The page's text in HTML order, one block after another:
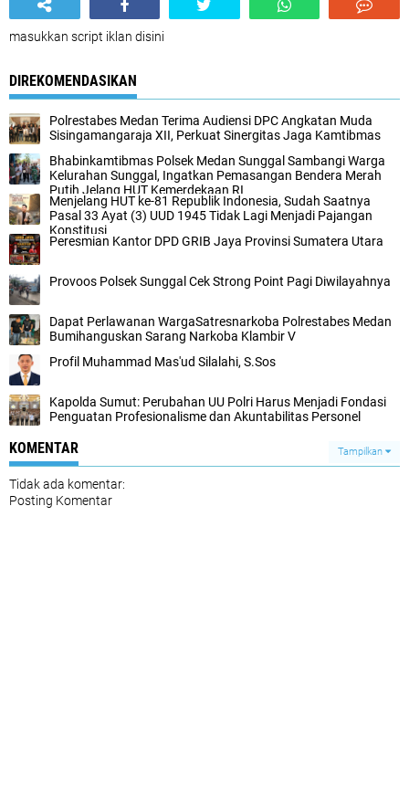
masukkan script iklan disini
DIREKOMENDASIKAN
Polrestabes Medan Terima Audiensi DPC Angkatan Muda
Sisingamangaraja XII, Perkuat Sinergitas Jaga Kamtibmas
Bhabinkamtibmas Polsek Medan Sunggal Sambangi Warga
Kelurahan Sunggal, Ingatkan Pemasangan Bendera Merah
Putih Jelang HUT Kemerdekaan RI
Menjelang HUT ke-81 Republik Indonesia, Sudah Saatnya
Pasal 33 Ayat (3) UUD 1945 Tidak Lagi Menjadi Pajangan
Konstitusi
Peresmian Kantor DPD GRIB Jaya Provinsi Sumatera Utara
Provoos Polsek Sunggal Cek Strong Point Pagi Diwilayahnya
Dapat Perlawanan WargaSatresnarkoba Polrestabes Medan
Bumihanguskan Sarang Narkoba Klambir V
Profil Muhammad Mas'ud Silalahi, S.Sos
Kapolda Sumut: Perubahan UU Polri Harus Menjadi Fondasi
Penguatan Profesionalisme dan Akuntabilitas Personel
KOMENTAR Tampilkan
Tidak ada komentar:
Posting Komentar